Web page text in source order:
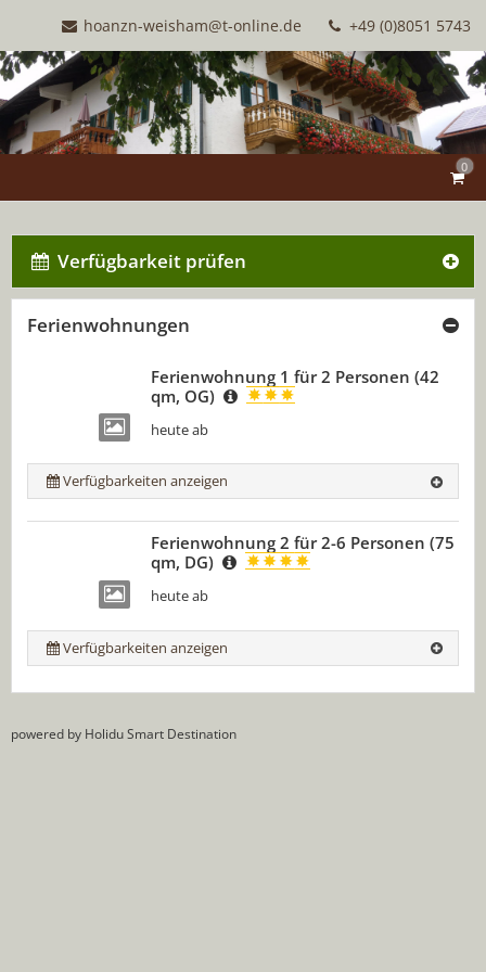
hoanzn-weisham@t-online.de +49 (0)8051 5743
0
Verfügbarkeit prüfen
Ferienwohnungen
Ferienwohnung 1 für 2 Personen (42
qm, OG)
heute ab
Verfügbarkeiten anzeigen
Ferienwohnung 2 für 2-6 Personen (75
qm, DG)
heute ab
Verfügbarkeiten anzeigen
powered by Holidu Smart Destination